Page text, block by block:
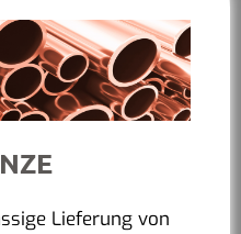
Lieferung von